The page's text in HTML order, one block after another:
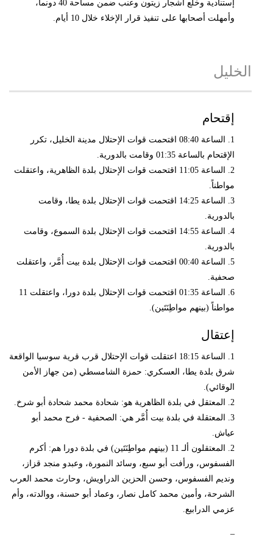
إستنادية وخلع أشجار زيتون وعنب ضمن مساحة 40 دونماً،
وأمهلت أصحابها على تنفيذ قرار الإخلاء خلال 10 أيام.
الخليل
إقتحام
1. الساعة 08:40 اقتحمت قوات الإحتلال مدينة الخليل، تكرر
الإقتحام بالساعة 01:35 وقامت بالدورية.
2. الساعة 11:05 اقتحمت قوات الإحتلال بلدة الظاهرية، واعتقلت
مواطناً.
3. الساعة 14:25 اقتحمت قوات الإحتلال بلدة يطا، وقامت
بالدورية.
4. الساعة 14:55 اقتحمت قوات الإحتلال بلدة السموع، وقامت
بالدورية.
5. الساعة 00:40 اقتحمت قوات الإحتلال بلدة بيت أُمَّر، واعتقلت
صحفية.
6. الساعة 01:35 اقتحمت قوات الإحتلال بلدة دورا، واعتقلت 11
مواطناً (بينهم مواطِنَتَين).
إعتقال
1. الساعة 18:15 اعتقلت قوات الإحتلال قرب قرية سوسيا الواقعة
شرق بلدة يطا، العسكري: حمزة الشامسطي (من جهاز الأمن
الوقائي).
2. المعتقل في بلدة الظاهرية هو: شحادة محمد شحادة أبو شرخ.
3. المعتقلة في بلدة بيت أُمَّر هي: الصحفية - فرح محمد أبو
عياش.
2. المعتقلون ألـ 11 (بينهم مواطِنَتَين) في بلدة دورا هم: أكرم
الفسفوس، ورأفت أبو سبع، وسائد النمورة، وعبدو منجد قزاز،
ونديم الفسفوس، وحسن الحزين الدراويش، وحارث محمد العرب
الشرحة، وأمين محمد كامل نصار، وعماد أبو حسنة، ووالدته، وأم
عزمي الدرابيع.